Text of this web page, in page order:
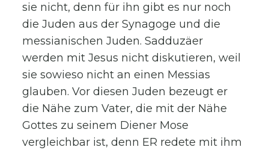
sie nicht, denn für ihn gibt es nur noch
die Juden aus der Synagoge und die
messianischen Juden. Sadduzäer
werden mit Jesus nicht diskutieren, weil
sie sowieso nicht an einen Messias
glauben. Vor diesen Juden bezeugt er
die Nähe zum Vater, die mit der Nähe
Gottes zu seinem Diener Mose
vergleichbar ist, denn ER redete mit ihm